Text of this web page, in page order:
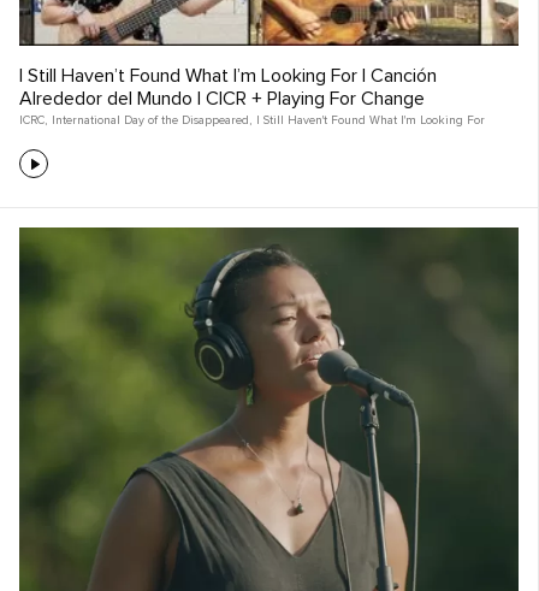
​I Still Haven’t Found What I’m Looking For | Canción
Alrededor del Mundo | CICR + Playing For Change
ICRC, International Day of the Disappeared , I Still Haven't Found What I'm Looking For